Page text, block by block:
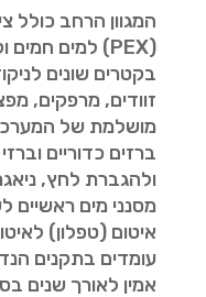
המגוון הרחב כולל
בקטרים שונים
זוודים, מרפקים,
מושלמת של
ברזים כדוריים
ולהגברת לחץ,
מסנני מים ראשיים
איטום (טפלון)
עומדים בתקנים
אמין לאורך שנים